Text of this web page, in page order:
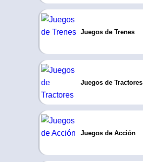
Juegos de Trenes
Juegos de Tractores
Juegos de Acción